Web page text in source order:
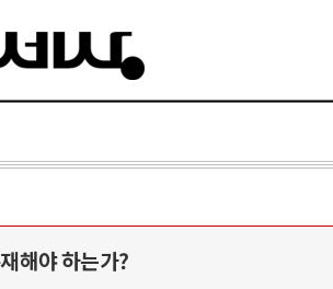
해야 하는가?러시아-우크라이나 전쟁